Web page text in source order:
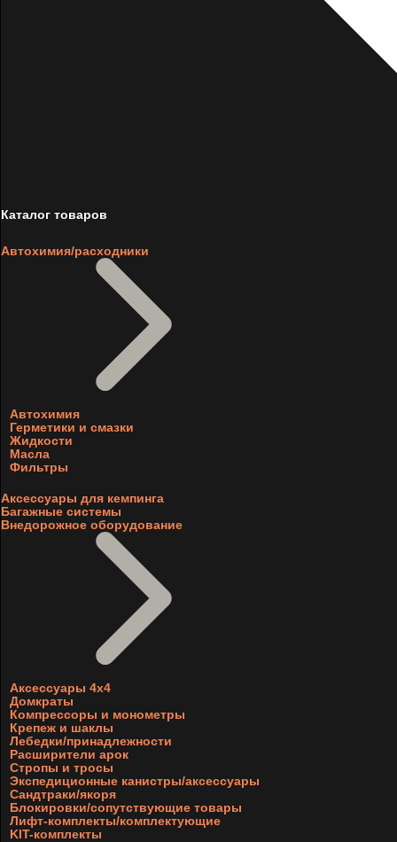
Каталог товаров
Автохимия/расходники
Автохимия
Герметики и смазки
Жидкости
Масла
Фильтры
Аксессуары для кемпинга
Багажные системы
Внедорожное оборудование
Аксессуары 4х4
Домкраты
Компрессоры и монометры
Крепеж и шаклы
Лебедки/принадлежности
Расширители арок
Стропы и тросы
Экспедиционные канистры/аксессуары
Сандтраки/якоря
Блокировки/сопутствующие товары
Лифт-комплекты/комплектующие
KIT-комплекты